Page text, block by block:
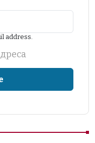
address.